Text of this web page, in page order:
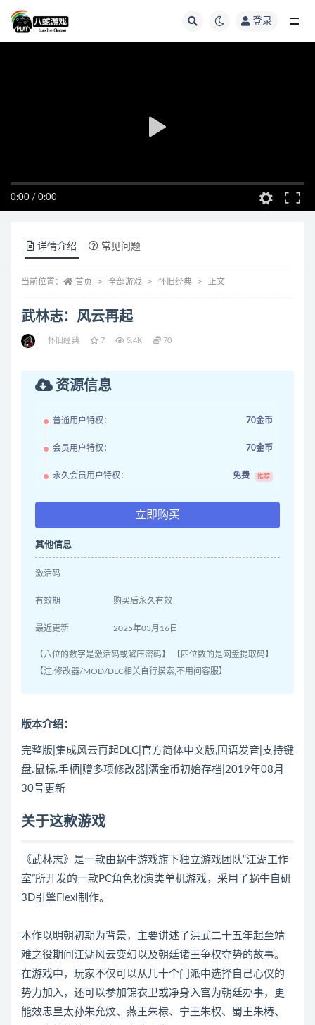
登录
0:00 / 0:00
详情介绍 常见问题
当前位置： 首页 全部游戏 怀旧经典 正文
武林志：风云再起
怀旧经典 7 5.4K 70
资源信息
普通用户特权： 70金币
会员用户特权： 70金币
永久会员用户特权： 免费 推荐
立即购买
其他信息
激活码
有效期 购买后永久有效
最近更新 2025年03月16日
【六位的数字是激活码或解压密码】 【四位数的是网盘提取码】
【注:修改器/MOD/DLC相关自行摸索,不用问客服】
版本介绍：
完整版|集成风云再起DLC|官方简体中文版,国语发音|支持键
盘.鼠标.手柄|赠多项修改器|满金币初始存档|2019年08月
30号更新
关于这款游戏
《武林志》是一款由蜗牛游戏旗下独立游戏团队“江湖工作
室”所开发的一款PC角色扮演类单机游戏，采用了蜗牛自研
3D引擎Flexi制作。
本作以明朝初期为背景，主要讲述了洪武二十五年起至靖
难之役期间江湖风云变幻以及朝廷诸王争权夺势的故事。
在游戏中，玩家不仅可以从几十个门派中选择自己心仪的
势力加入，还可以参加锦衣卫或净身入宫为朝廷办事，更
能效忠皇太孙朱允炆、燕王朱棣、宁王朱权、蜀王朱椿、